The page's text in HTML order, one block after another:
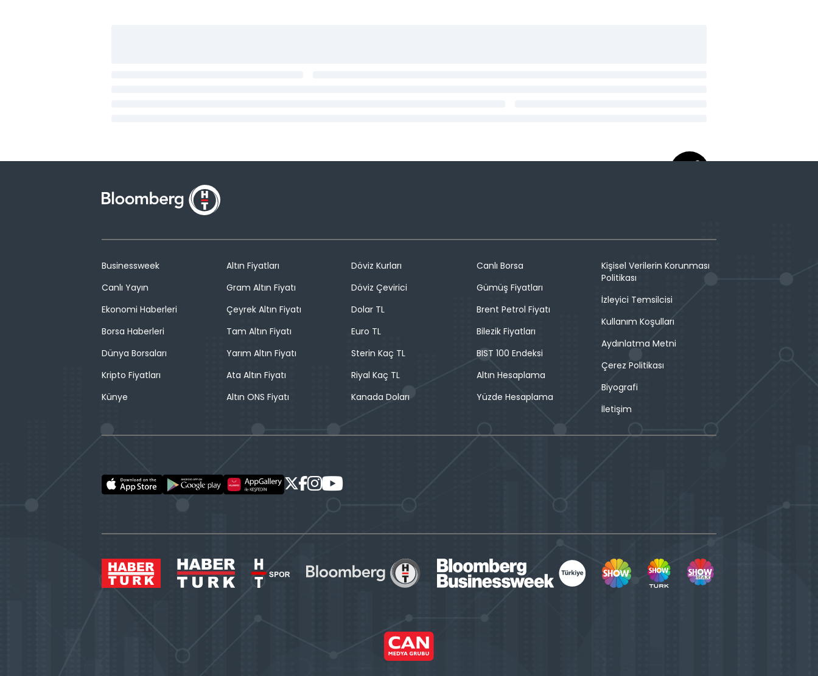
Businessweek
Canlı Yayın
Ekonomi Haberleri
Borsa Haberleri
Dünya Borsaları
Kripto Fiyatları
Künye
Altın Fiyatları
Gram Altın Fiyatı
Çeyrek Altın Fiyatı
Tam Altın Fiyatı
Yarım Altın Fiyatı
Ata Altın Fiyatı
Altın ONS Fiyatı
Döviz Kurları
Döviz Çevirici
Dolar TL
Euro TL
Sterin Kaç TL
Riyal Kaç TL
Kanada Doları
Canlı Borsa
Gümüş Fiyatları
Brent Petrol Fiyatı
Bilezik Fiyatları
BIST 100 Endeksi
Altın Hesaplama
Yüzde Hesaplama
Kişisel Verilerin Korunması
Politikası
İzleyici Temsilcisi
Kullanım Koşulları
Aydınlatma Metni
Çerez Politikası
Biyografi
İletişim